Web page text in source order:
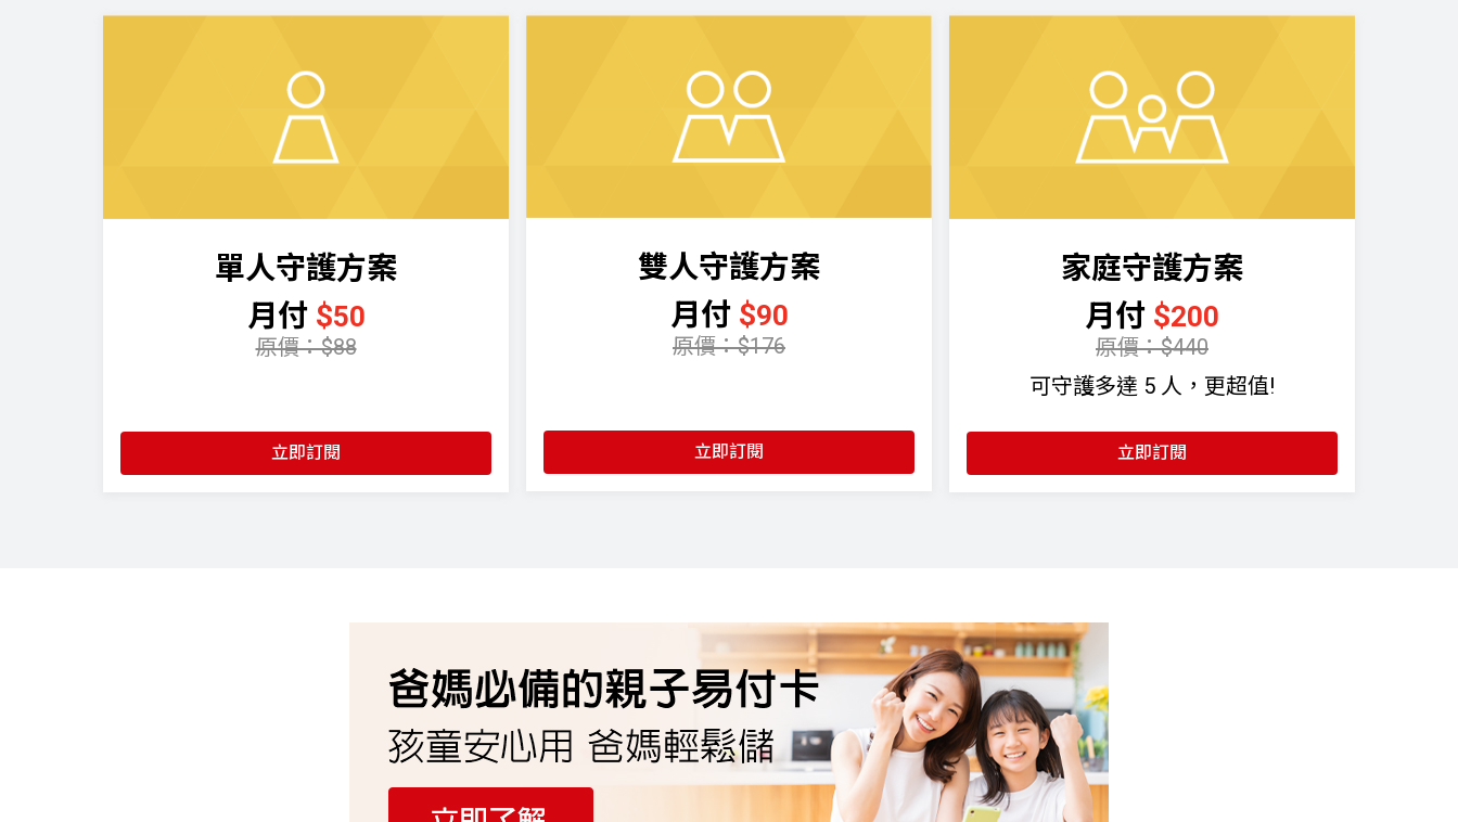
單人守護方案
月付 $50
原價：$88
立即訂閱
雙人守護方案
月付 $90
原價：$176
立即訂閱
家庭守護方案
月付 $200
原價：$440
可守護多達 5 人，更超值!
立即訂閱